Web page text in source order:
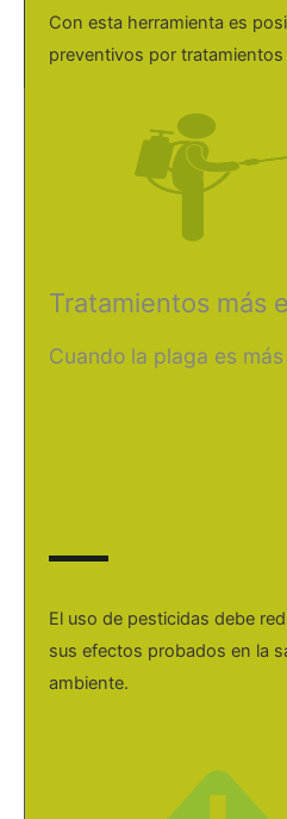
Con esta herramienta es
preventivos por
Tratamientos más
Cuando la plaga es
El uso de pesticidas debe
sus efectos probados en la
ambiente.